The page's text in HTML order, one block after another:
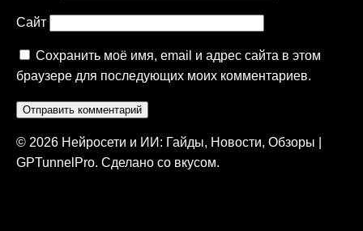
Сайт
Сохранить моё имя, email и адрес сайта в этом
браузере для последующих моих комментариев.
© 2026 Нейросети и ИИ: Гайды, Новости, Обзоры |
GPTunnelPro. Сделано со вкусом.